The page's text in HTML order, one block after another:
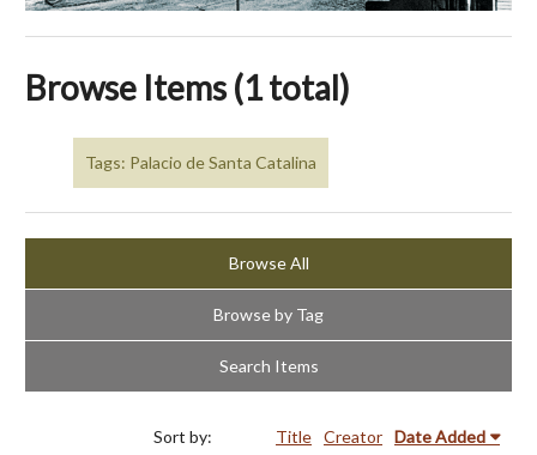
Browse Items (1 total)
Tags: Palacio de Santa Catalina
Browse All
Browse by Tag
Search Items
Sort by: Title Creator Date Added